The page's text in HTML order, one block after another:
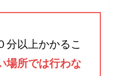
分以上かかるこ
場所では行わな